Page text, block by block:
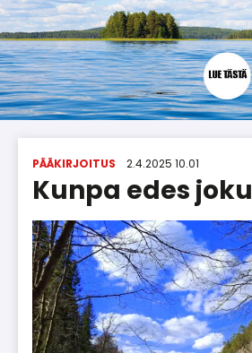
PÄÄKIRJOITUS 2.4.2025 10.01
Kunpa edes joku